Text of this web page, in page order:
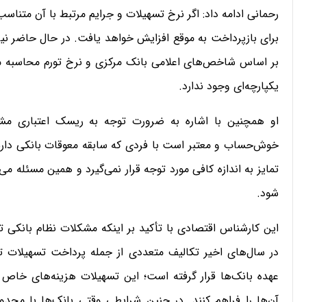
رحمانی ادامه داد: اگر نرخ تسهیلات و جرایم مرتبط با آن
برای بازپرداخت به موقع افزایش خواهد یافت. در حال حاضر
بر اساس شاخص‌های اعلامی بانک مرکزی و نرخ تورم محاسبه
یکپارچه‌ای وجود ندارد.
او همچنین با اشاره به ضرورت توجه به ریسک اعتباری
خوش‌حساب و معتبر است با فردی که سابقه معوقات بانکی دارد
تمایز به اندازه کافی مورد توجه قرار نمی‌گیرد و همین مسئله
شود.
این کارشناس اقتصادی با تأکید بر اینکه مشکلات نظام
در سال‌های اخیر تکالیف متعددی از جمله پرداخت تسهیلات
عهده بانک‌ها قرار گرفته است؛ این تسهیلات هزینه‌های خاص